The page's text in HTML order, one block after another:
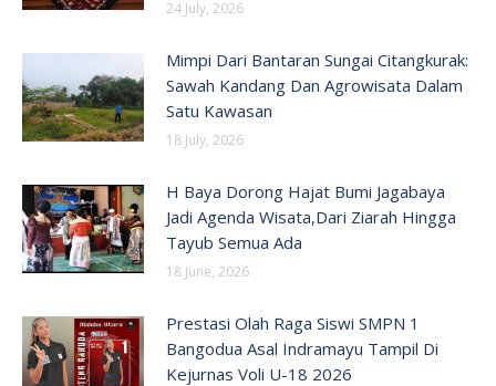
24 July, 2026
Mimpi Dari Bantaran Sungai Citangkurak:
Sawah Kandang Dan Agrowisata Dalam
Satu Kawasan
18 July, 2026
H Baya Dorong Hajat Bumi Jagabaya
Jadi Agenda Wisata,Dari Ziarah Hingga
Tayub Semua Ada
18 June, 2026
Prestasi Olah Raga Siswi SMPN 1
Bangodua Asal Indramayu Tampil Di
Kejurnas Voli U-18 2026